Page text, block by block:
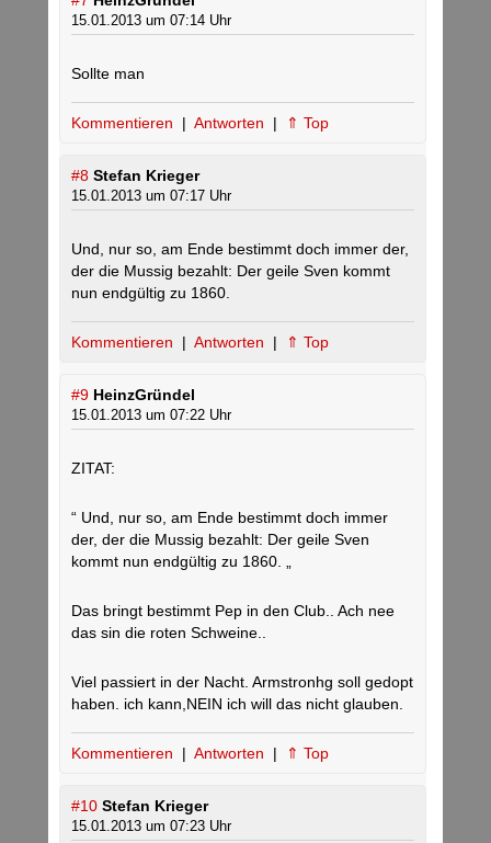
15.01.2013 um 07:14 Uhr
Sollte man
Kommentieren | Antworten | ⇑ Top
#8 Stefan Krieger
15.01.2013 um 07:17 Uhr
Und, nur so, am Ende bestimmt doch immer der,
der die Mussig bezahlt: Der geile Sven kommt
nun endgültig zu 1860.
Kommentieren | Antworten | ⇑ Top
#9 HeinzGründel
15.01.2013 um 07:22 Uhr
ZITAT:
“ Und, nur so, am Ende bestimmt doch immer
der, der die Mussig bezahlt: Der geile Sven
kommt nun endgültig zu 1860. „
Das bringt bestimmt Pep in den Club.. Ach nee
das sin die roten Schweine..
Viel passiert in der Nacht. Armstronhg soll gedopt
haben. ich kann,NEIN ich will das nicht glauben.
Kommentieren | Antworten | ⇑ Top
#10 Stefan Krieger
15.01.2013 um 07:23 Uhr